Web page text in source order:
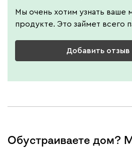
Мы очень хотим узнать ваше
продукте. Это займет всего
Добавить отзыв
Обустраиваете дом?